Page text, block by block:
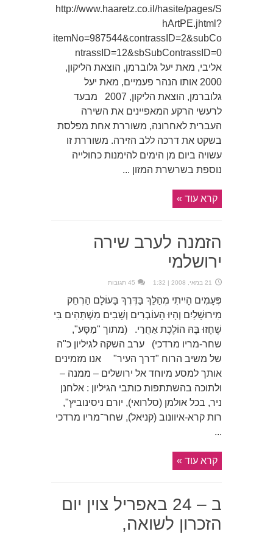
http://www.haaretz.co.il/hasite/pages/S
hArtPE.jhtml?
itemNo=987544&contrassID=2&subCo
אליבי, מאת יעל גלוברמן, הוצאת הליקון,
2000 אותו הנהר פעמיים, מאת יעל
גלוברמן, הוצאת הליקון, 2007 מבעד
לרעשי הרקע המאפיינים את השירה
העברית לאחרונה, משוררת אחת מפלסת
בשקט את דרכה ללב הזירה. משוררת זו
עשויה ביום מן הימים להימנות כחולייה
נוספת בשרשרת המזון ...
קרא עוד »
הזמנה לערב שירה
ירושלמי
21 במאי, 2008 | 1:32 45 תגובות
פְּעָמִים הָיִיתִי מְהַלֵּךְ בַּדֶּרֶךְ בָּעוֹלָם הַרְחֵק
מִירוּשָׁלַיִם וְהָיוּ הָעוֹבְרִים וְשָׁבִים מִשְׁתַּהִים בִּי
שֶׁחָזוּ בָּהּ הוֹלֶכֶת אַחֲרַי. (מתוך "מַסָּע",
שחר-מריו מרדכי) ערב השקה לגיליון כ"ה
של משיב הרוח "דרך העיר" אנו מזמינים
אותך למסע מיוחד אל ירושלים – ממנה –
ולתוכה בהשתתפות כותבי הגיליון : אלחנן
ניר, בכל אולמן (סלרואי), יורם ניסינוביץ",
רות קרא-איוונוב (קניאל), שחר־מריו מרדכי
...
קרא עוד »
ב – 24 באפריל צוין יום
הזכרון לשואה,